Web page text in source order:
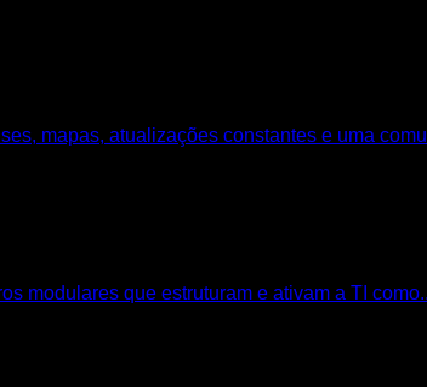
mapas, atualizações constantes e uma
modulares que estruturam e ativam a TI